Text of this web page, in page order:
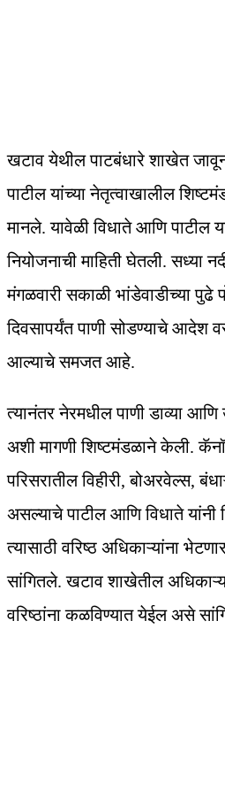
खटाव येथील पाटबंधारे शाखेत
पाटील यांच्या नेतृत्वाखालील
मानले. यावेळी विधाते आणि पाटील
नियोजनाची माहिती घेतली. सध्या
मंगळवारी सकाळी भांडेवाडीच्या
दिवसापर्यंत पाणी सोडण्याचे आदेश
आल्याचे समजत आहे.
त्यानंतर नेरमधील पाणी डाव्या
अशी मागणी शिष्टमंडळाने केली.
परिसरातील विहीरी, बोअरवेल्स,
असल्याचे पाटील आणि विधाते यांनी
त्यासाठी वरिष्ठ अधिकाऱ्यांना
सांगितले. खटाव शाखेतील
वरिष्ठांना कळविण्यात येईल असे